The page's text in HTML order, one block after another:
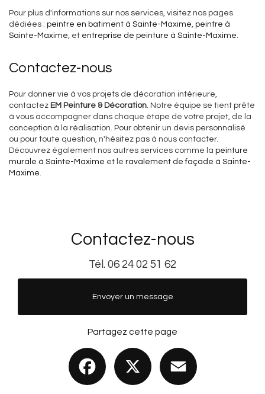
Pour plus d'informations sur nos services, visitez nos pages
dédiées : peintre en batiment à Sainte-Maxime peintre à
Sainte-Maxime , et entreprise de peinture à Sainte-Maxime
Contactez-nous
Pour donner vie à vos projets de décoration intérieure,
contactez EM Peinture & Décoration . Notre équipe se tient prête
à vous accompagner dans chaque étape de votre projet, de la
conception à la réalisation. Pour obtenir un devis personnalisé
ou pour toute question, n'hésitez pas à nous contacter.
Découvrez également nos autres services comme la peinture
murale à Sainte-Maxime et le ravalement de façade à Sainte-
Maxime
Contactez-nous
Tél. 06 24 02 51 62
Envoyer un message
Partagez cette page
Facebook